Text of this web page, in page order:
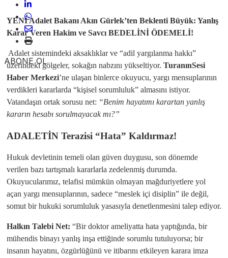
ABONE OL
YENİ Adalet Bakanı Akın Gürlek’ten Beklenti Büyük: Yanlış
Karar Veren Hakim ve Savcı BEDELİNİ ÖDEMELİ!
​ Adalet sistemindeki aksaklıklar ve “adil yargılanma hakkı”
üzerindeki gölgeler, sokağın nabzını yükseltiyor. TuranınSesi
Haber Merkezi’ne ulaşan binlerce okuyucu, yargı mensuplarının
verdikleri kararlarda “kişisel sorumluluk” almasını istiyor.
Vatandaşın ortak sorusu net: “Benim hayatımı karartan yanlış
kararın hesabı sorulmayacak mı?”
​ADALETİN Terazisi “Hata” Kaldırmaz!
​Hukuk devletinin temeli olan güven duygusu, son dönemde
verilen bazı tartışmalı kararlarla zedelenmiş durumda.
Okuyucularımız, telafisi mümkün olmayan mağduriyetlere yol
açan yargı mensuplarının, sadece “meslek içi disiplin” ile değil,
somut bir hukuki sorumluluk yasasıyla denetlenmesini talep ediyor.
Halkın Talebi Net: “Bir doktor ameliyatta hata yaptığında, bir
mühendis binayı yanlış inşa ettiğinde sorumlu tutuluyorsa; bir
insanın hayatını, özgürlüğünü ve itibarını etkileyen karara imza